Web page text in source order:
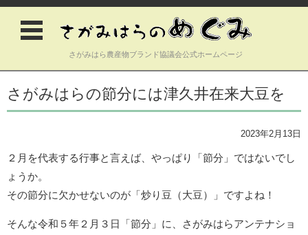
さがみはら農産物ブランド協議会公式ホームページ
コンテンツに移動
さがみはらの節分には津久井在来大豆を
2023年2月13日
２月を代表する行事と言えば、やっぱり「節分」ではないでし
ょうか。
その節分に欠かせないのが「炒り豆（大豆）」ですよね！
そんな令和５年２月３日「節分」に、さがみはらアンテナショ